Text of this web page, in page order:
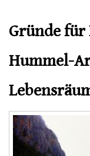
Gründe für
Hummel-